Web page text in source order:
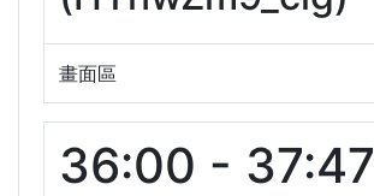
畫面區
36:00 - 37:47